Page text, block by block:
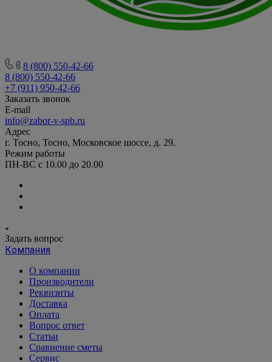
8 (800) 550-42-66
8 (800) 550-42-66
+7 (911) 950-42-66
Заказать звонок
E-mail
info@zabor-v-spb.ru
Адрес
г. Тосно, Тосно, Московское шоссе, д. 29.
Режим работы
ПН-ВС с 10.00 до 20.00
Задать вопрос
Компания
О компании
Производители
Реквизиты
Доставка
Оплата
Вопрос ответ
Статьи
Сравнение сметы
Сервис